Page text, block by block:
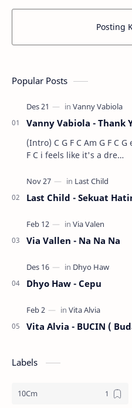
Posting
Popular Posts
Vanny Vabiola - Thank
(Intro) C G F C Am G F C G everyday.. when i'm with you..
F C i feels like it's a dre…
Last Child - Sekuat
Via Vallen - Na Na Na
Dhyo Haw - Cepu
Vita Alvia - BUCIN (
Labels
10Cm